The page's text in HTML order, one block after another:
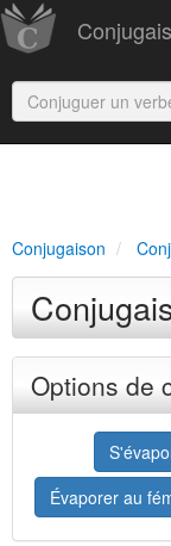
Conjugaison
Options de
Évaporer au